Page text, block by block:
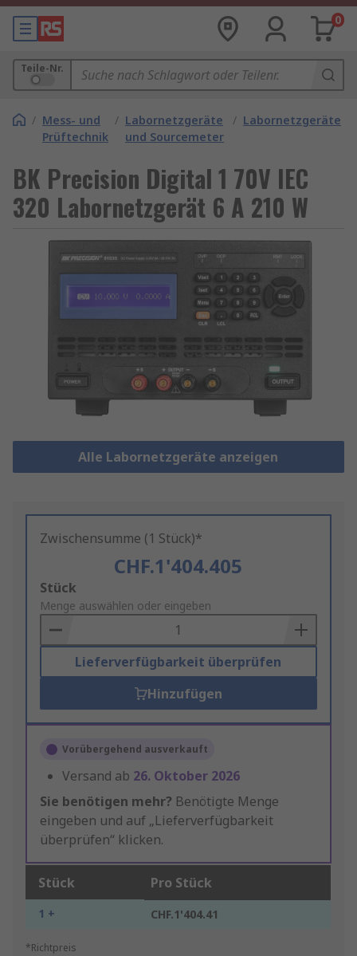
0
Teile-Nr.
/ Mess- und
Prüftechnik
/ Labornetzgeräte
und Sourcemeter
/ Labornetzgeräte
BK Precision Digital 1 70V IEC
320 Labornetzgerät 6 A 210 W
Alle Labornetzgeräte anzeigen
Zwischensumme (1 Stück)*
CHF.1'404.405
Add
to
Basket
Stück
Menge auswählen oder eingeben
Lieferverfügbarkeit überprüfen
Hinzufügen
Vorübergehend ausverkauft
Versand ab 26. Oktober 2026
Sie benötigen mehr? Benötigte Menge
eingeben und auf „Lieferverfügbarkeit
überprüfen“ klicken.
Stück Pro Stück
1 + CHF.1'404.41
*Richtpreis